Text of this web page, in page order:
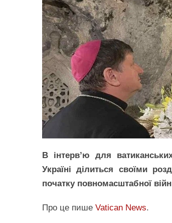
В інтерв’ю для
Україні ділиться своїми
початку повномасштабної
Про це пише Vatican News.